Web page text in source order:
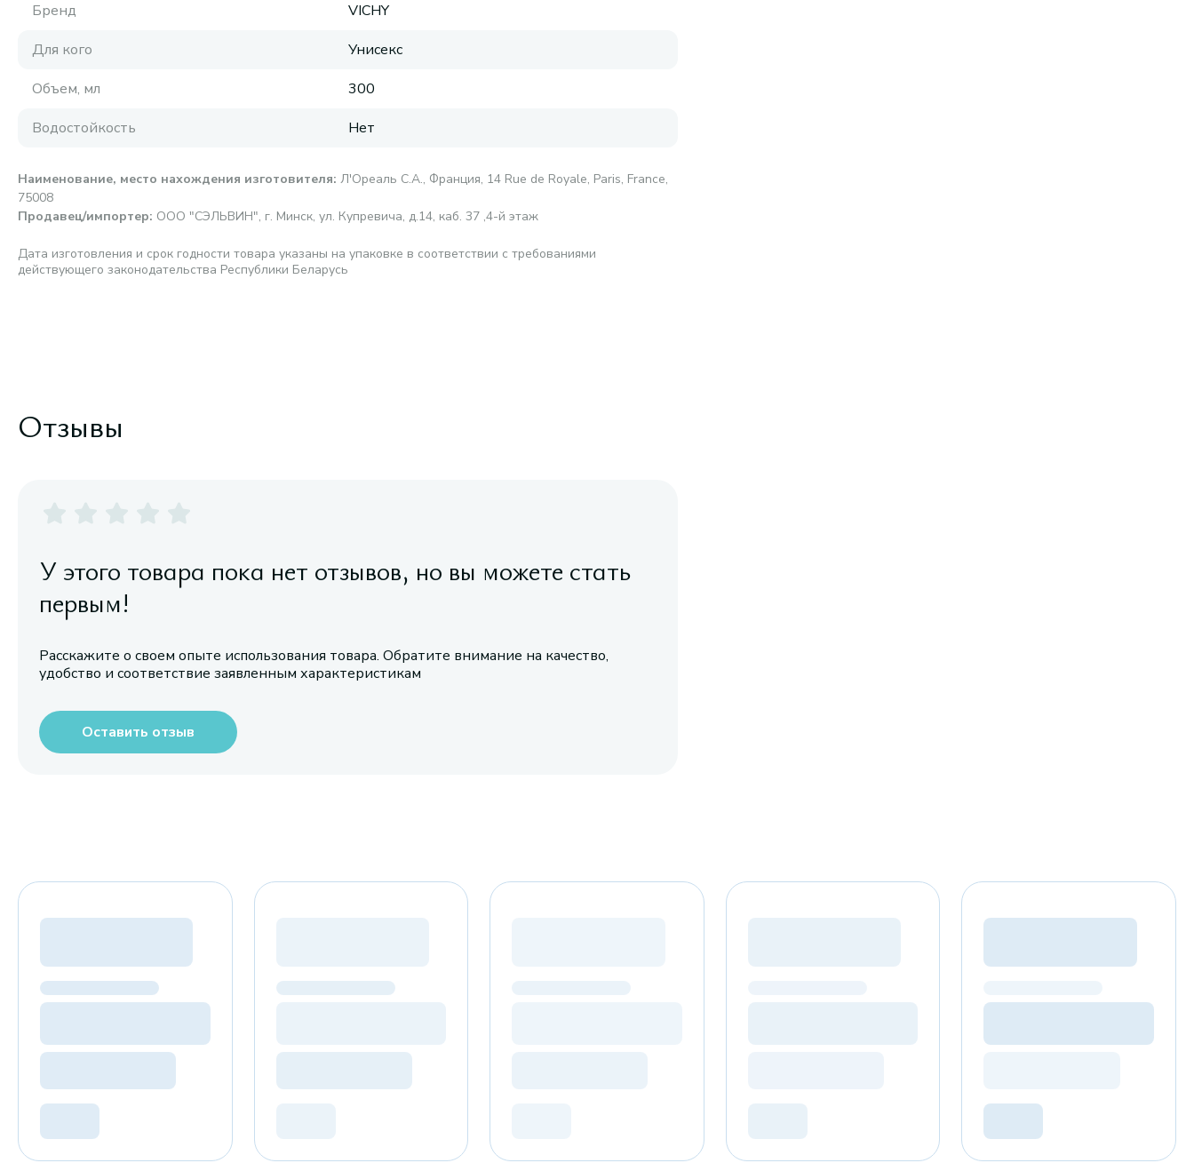
Бренд
VICHY
Для кого
Унисекс
Объем, мл
300
Водостойкость
Нет
Наименование, место нахождения изготовителя: Л'Ореаль С.А., Франция, 14 Rue de Royale, Paris, France,
75008
Продавец/импортер: ООО "СЭЛЬВИН", г. Минск, ул. Купревича, д.14, каб. 37 ,4-й этаж
Дата изготовления и срок годности товара указаны на упаковке в соответствии с требованиями
действующего законодательства Республики Беларусь
Отзывы
У этого товара пока нет отзывов, но вы можете стать
первым!
Расскажите о своем опыте использования товара. Обратите внимание на качество,
удобство и соответствие заявленным характеристикам
Оставить отзыв